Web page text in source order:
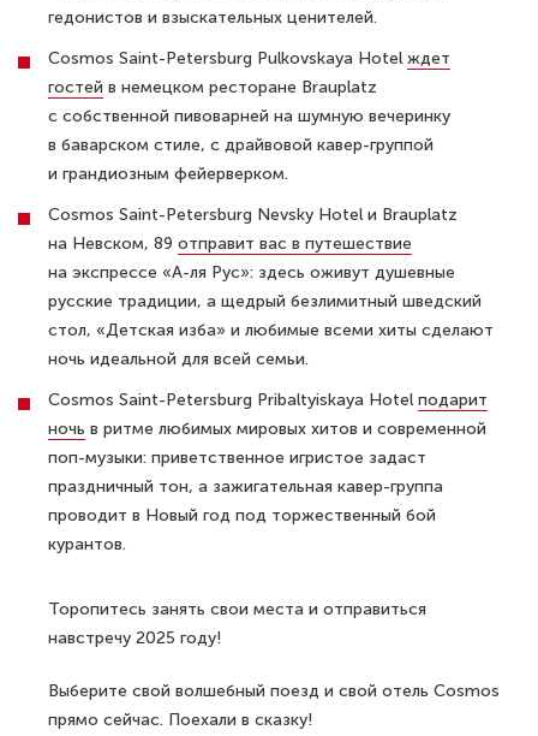
гедонистов и взыскательных ценителей.
Cosmos Saint-Petersburg Pulkovskaya Hotel ждет
гостей в немецком ресторане Brauplatz
с собственной пивоварней на шумную вечеринку
в баварском стиле, с драйвовой кавер-группой
и грандиозным фейерверком.
Cosmos Saint-Petersburg Nevsky Hotel и Brauplatz
на Невском, 89 отправит вас в путешествие
на экспрессе «A-ля Рус»: здесь оживут душевные
русские традиции, а щедрый безлимитный шведский
стол, «Детская изба» и любимые всеми хиты сделают
ночь идеальной для всей семьи.
Cosmos Saint-Petersburg Pribaltyiskaya Hotel подарит
ночь в ритме любимых мировых хитов и современной
поп-музыки: приветственное игристое задаст
праздничный тон, а зажигательная кавер-группа
проводит в Новый год под торжественный бой
курантов.
Торопитесь занять свои места и отправиться
навстречу 2025 году!
Выберите свой волшебный поезд и свой отель Cosmos
прямо сейчас. Поехали в сказку!